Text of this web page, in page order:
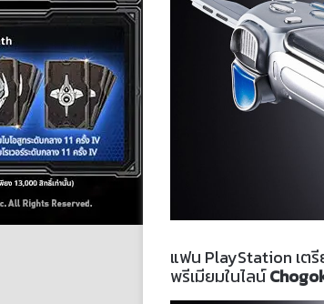
แฟน PlayStation เตรี
พรีเมียมในไลน์